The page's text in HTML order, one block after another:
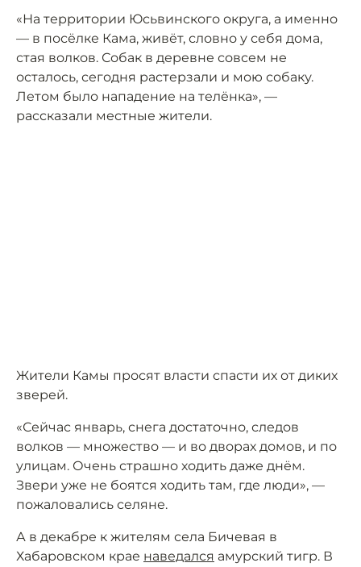
«На территории Юсьвинского округа, а именно
— в посёлке Кама, живёт, словно у себя дома,
стая волков. Собак в деревне совсем не
осталось, сегодня растерзали и мою собаку.
Летом было нападение на телёнка», —
рассказали местные жители.
Жители Камы просят власти спасти их от диких
зверей.
«Сейчас январь, снега достаточно, следов
волков — множество — и во дворах домов, и по
улицам. Очень страшно ходить даже днём.
Звери уже не боятся ходить там, где люди», —
пожаловались селяне.
А в декабре к жителям села Бичевая в
Хабаровском крае наведался амурский тигр. В